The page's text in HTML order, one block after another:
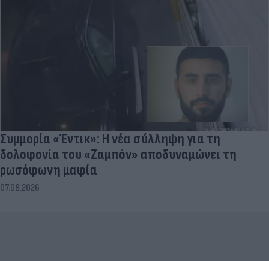
Συμμορία «Έντικ»: Η νέα σύλληψη για τη
δολοφονία του «Ζαμπόν» αποδυναμώνει τη
ρωσόφωνη μαφία
07.08.2026